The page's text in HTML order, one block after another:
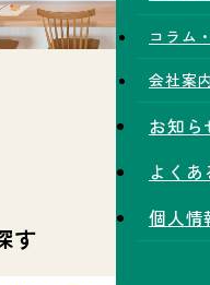
コラム
会社案内
お知ら
よくあ
個人情
す